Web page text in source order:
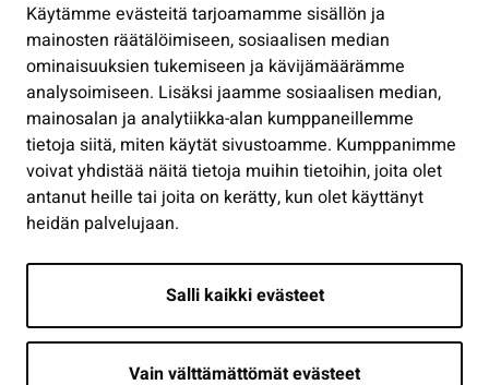
Käytämme evästeitä tarjoamamme sisällön ja
mainosten räätälöimiseen, sosiaalisen median
ominaisuuksien tukemiseen ja kävijämäärämme
analysoimiseen. Lisäksi jaamme sosiaalisen median,
mainosalan ja analytiikka-alan kumppaneillemme
tietoja siitä, miten käytät sivustoamme. Kumppanimme
voivat yhdistää näitä tietoja muihin tietoihin, joita olet
antanut heille tai joita on kerätty, kun olet käyttänyt
heidän palvelujaan.
Salli kaikki evästeet
Vain välttämättömät evästeet
Työ ja yrittäminen
Osallistu ja asioi
Näytä omat evästeasetukseni
Seuraa meitä